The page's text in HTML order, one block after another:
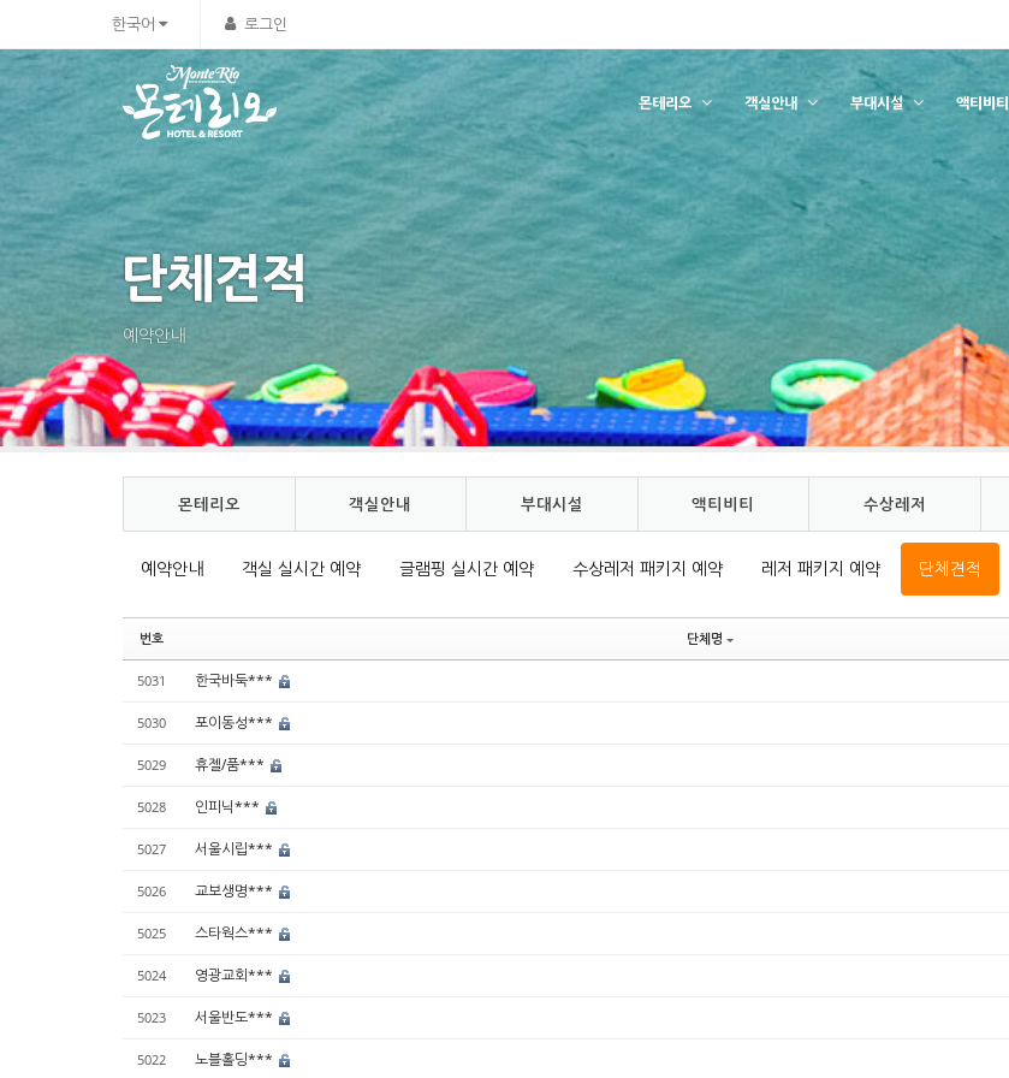
한국어 로그인
몬테리오 객실안내 부대시설 액티비티
단체견적
예약안내
몬테리오 객실안내 부대시설 액티비티 수상레저
예약안내 객실 실시간 예약 글램핑 실시간 예약 수상레저 패키지 예약 레저 패키지 예약 단체견적
번호 단체명
5031 한국바둑***
5030 포이동성***
5029 휴젤/품***
5028 인피닉***
5027 서울시립***
5026 교보생명***
5025 스타웍스***
5024 영광교회***
5023 서울반도***
5022 노블홀딩***
Sketchbook5, 스케치북5